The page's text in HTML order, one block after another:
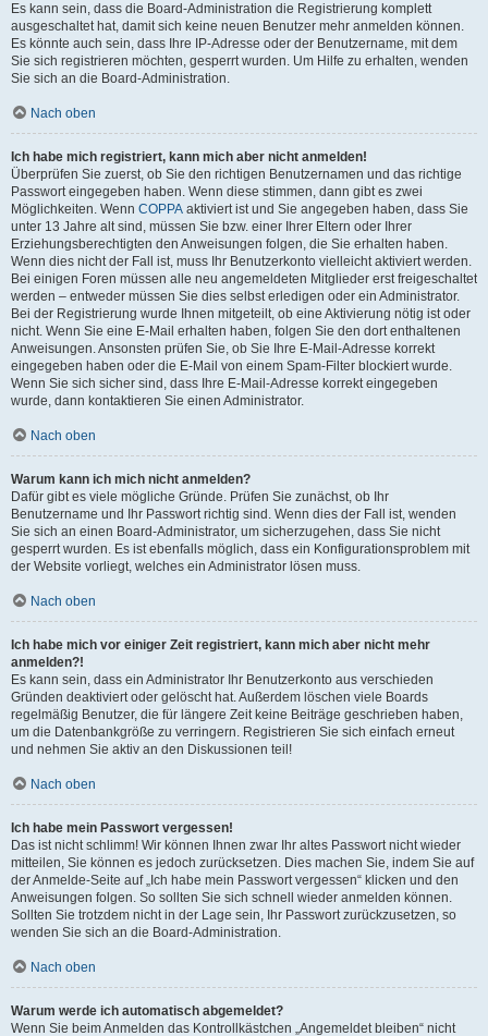
Es kann sein, dass die Board-Administration die Registrierung komplett
ausgeschaltet hat, damit sich keine neuen Benutzer mehr anmelden können.
Es könnte auch sein, dass Ihre IP-Adresse oder der Benutzername, mit dem
Sie sich registrieren möchten, gesperrt wurden. Um Hilfe zu erhalten, wenden
Sie sich an die Board-Administration.
Nach oben
Ich habe mich registriert, kann mich aber nicht anmelden!
Überprüfen Sie zuerst, ob Sie den richtigen Benutzernamen und das richtige
Passwort eingegeben haben. Wenn diese stimmen, dann gibt es zwei
Möglichkeiten. Wenn COPPA aktiviert ist und Sie angegeben haben, dass Sie
unter 13 Jahre alt sind, müssen Sie bzw. einer Ihrer Eltern oder Ihrer
Erziehungsberechtigten den Anweisungen folgen, die Sie erhalten haben.
Wenn dies nicht der Fall ist, muss Ihr Benutzerkonto vielleicht aktiviert werden.
Bei einigen Foren müssen alle neu angemeldeten Mitglieder erst freigeschaltet
werden – entweder müssen Sie dies selbst erledigen oder ein Administrator.
Bei der Registrierung wurde Ihnen mitgeteilt, ob eine Aktivierung nötig ist oder
nicht. Wenn Sie eine E-Mail erhalten haben, folgen Sie den dort enthaltenen
Anweisungen. Ansonsten prüfen Sie, ob Sie Ihre E-Mail-Adresse korrekt
eingegeben haben oder die E-Mail von einem Spam-Filter blockiert wurde.
Wenn Sie sich sicher sind, dass Ihre E-Mail-Adresse korrekt eingegeben
wurde, dann kontaktieren Sie einen Administrator.
Nach oben
Warum kann ich mich nicht anmelden?
Dafür gibt es viele mögliche Gründe. Prüfen Sie zunächst, ob Ihr
Benutzername und Ihr Passwort richtig sind. Wenn dies der Fall ist, wenden
Sie sich an einen Board-Administrator, um sicherzugehen, dass Sie nicht
gesperrt wurden. Es ist ebenfalls möglich, dass ein Konfigurationsproblem mit
der Website vorliegt, welches ein Administrator lösen muss.
Nach oben
Ich habe mich vor einiger Zeit registriert, kann mich aber nicht mehr
anmelden?!
Es kann sein, dass ein Administrator Ihr Benutzerkonto aus verschieden
Gründen deaktiviert oder gelöscht hat. Außerdem löschen viele Boards
regelmäßig Benutzer, die für längere Zeit keine Beiträge geschrieben haben,
um die Datenbankgröße zu verringern. Registrieren Sie sich einfach erneut
und nehmen Sie aktiv an den Diskussionen teil!
Nach oben
Ich habe mein Passwort vergessen!
Das ist nicht schlimm! Wir können Ihnen zwar Ihr altes Passwort nicht wieder
mitteilen, Sie können es jedoch zurücksetzen. Dies machen Sie, indem Sie auf
der Anmelde-Seite auf „Ich habe mein Passwort vergessen“ klicken und den
Anweisungen folgen. So sollten Sie sich schnell wieder anmelden können.
Sollten Sie trotzdem nicht in der Lage sein, Ihr Passwort zurückzusetzen, so
wenden Sie sich an die Board-Administration.
Nach oben
Warum werde ich automatisch abgemeldet?
Wenn Sie beim Anmelden das Kontrollkästchen „Angemeldet bleiben“ nicht